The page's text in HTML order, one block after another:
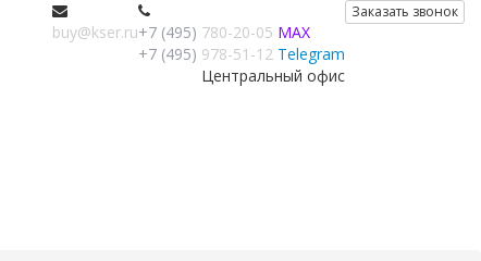
Заказать звонок
+7 (495) 780-20-05 MAX
+7 (495) 978-51-12 Telegram
Центральный офис
buy@kser.ru